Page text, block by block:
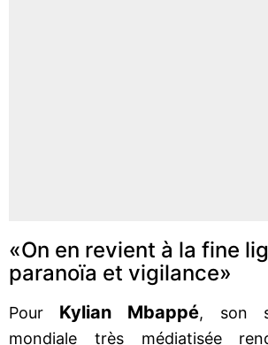
«On en revient à la fine
paranoïa et vigilance»
Pour Kylian Mbappé, son
mondiale très médiatisée